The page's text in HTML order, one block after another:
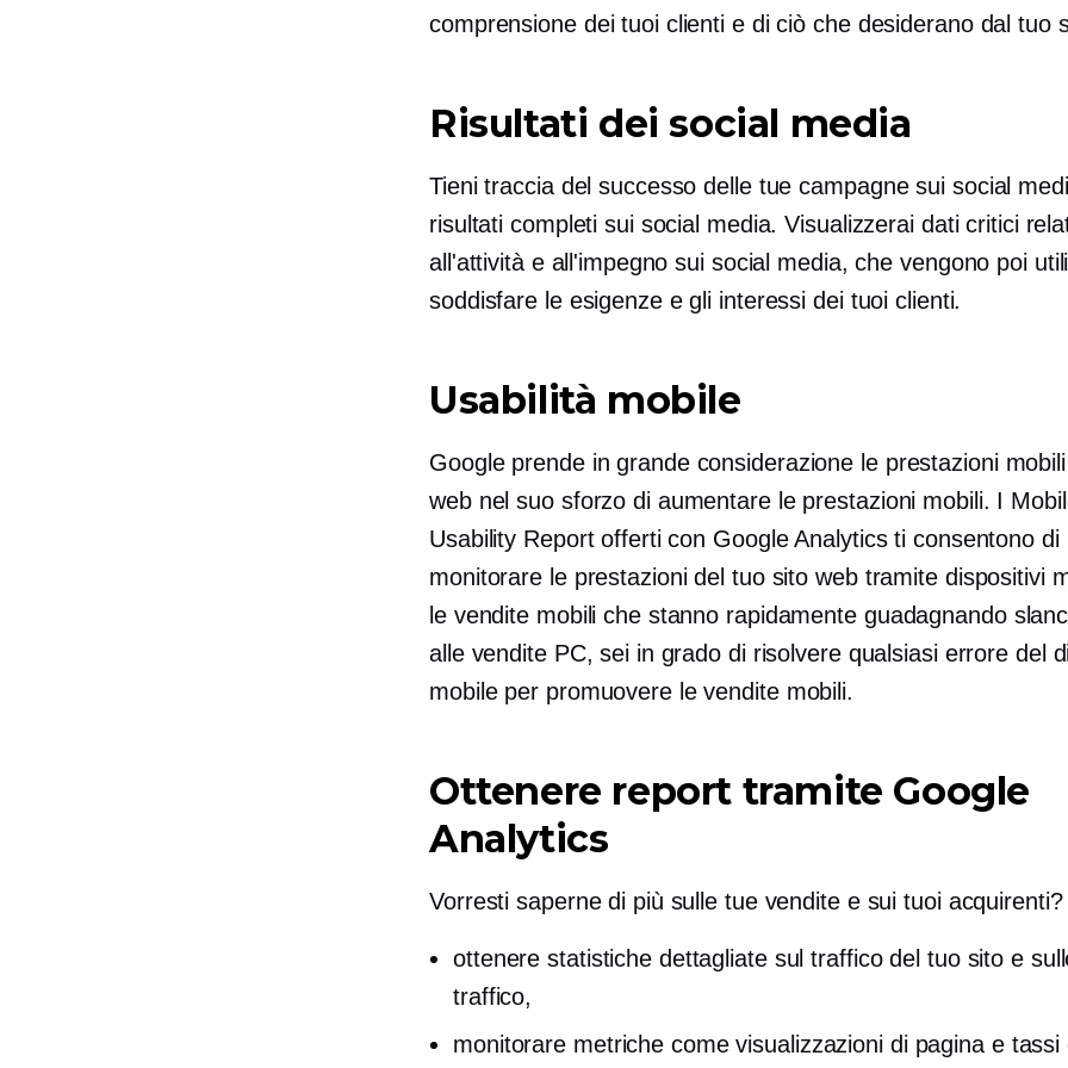
comprensione dei tuoi clienti e di ciò che desiderano dal tuo
Risultati dei social media
Tieni traccia del successo delle tue campagne sui social
risultati completi sui social media. Visualizzerai dati critici
all'attività e all'impegno sui social media, che vengono poi
soddisfare le esigenze e gli interessi dei tuoi clienti.
Usabilità mobile
Google prende in grande considerazione le prestazioni
web nel suo sforzo di aumentare le prestazioni mobili. I
Usability Report offerti con Google Analytics ti consentono di
monitorare le prestazioni del tuo sito web tramite dispositivi
le vendite mobili che stanno rapidamente guadagnando
alle vendite PC, sei in grado di risolvere qualsiasi errore del
mobile per promuovere le vendite mobili.
Ottenere report tramite Google
Analytics
Vorresti saperne di più sulle tue vendite e sui tuoi acquirenti?
ottenere statistiche dettagliate sul traffico del tuo sito e
traffico,
monitorare metriche come visualizzazioni di pagina e tassi